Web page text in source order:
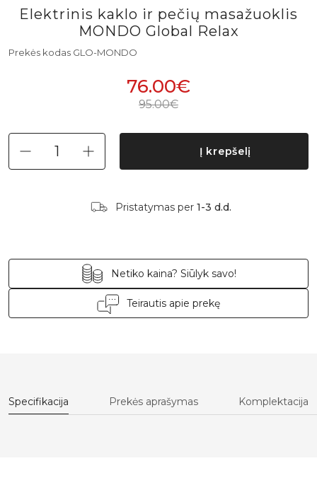
Elektrinis kaklo ir pečių masažuoklis
MONDO Global Relax
Prekės kodas GLO-MONDO
76.00€
95.00€
Į krepšelį
Pristatymas per 1-3 d.d.
Netiko kaina? Siūlyk savo!
Teirautis apie prekę
Specifikacija Prekės aprašymas Komplektacija